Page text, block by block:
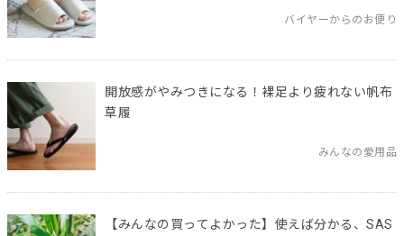
バイヤーからのお便り
開放感がやみつきになる！裸足より疲れない帆布
草履
みんなの愛用品
【みんなの買ってよかった】使えば分かる、SAS